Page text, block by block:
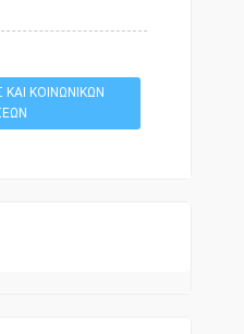
ΚΑΙ ΚΟΙΝΩΝΙΚΩΝ